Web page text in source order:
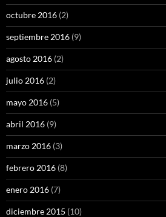
octubre 2016 (2)
septiembre 2016 (9)
agosto 2016 (2)
julio 2016 (2)
mayo 2016 (5)
abril 2016 (9)
marzo 2016 (3)
febrero 2016 (8)
enero 2016 (7)
diciembre 2015 (10)